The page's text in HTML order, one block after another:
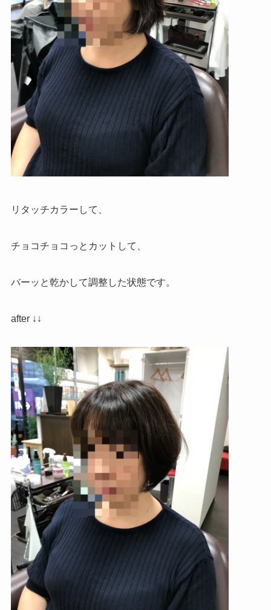
リタッチカラーして、
チョコチョコっとカットして、
バーッと乾かして調整した状態です。
after ↓↓